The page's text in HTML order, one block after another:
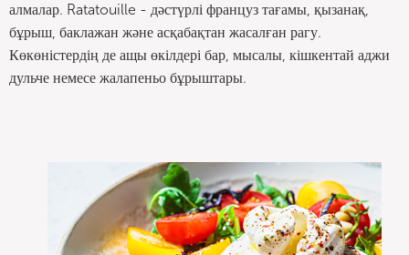
алмалар. Ratatouille - дәстүрлі француз тағамы, қызанақ,
бұрыш, баклажан және асқабақтан жасалған рагу.
Көкөністердің де ащы өкілдері бар, мысалы, кішкентай аджи
дульче немесе жалапеньо бұрыштары.